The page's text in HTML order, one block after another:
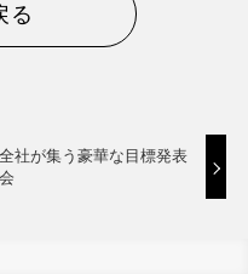
る
全社が集う豪華な目標発表
会